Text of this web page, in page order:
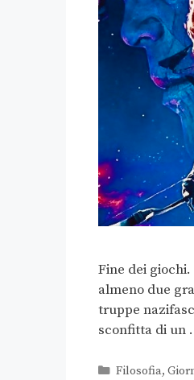
Fine dei
almeno due
truppe
sconfitta di un
Filosofia,